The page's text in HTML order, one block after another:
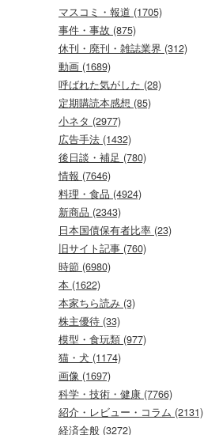
マスコミ・報道 (1705)
事件・事故 (875)
休刊・廃刊・雑誌業界 (312)
動画 (1689)
呼ばれた気がした (28)
定期購読本感想 (85)
小ネタ (2977)
広告手法 (1432)
後日談・補足 (780)
情報 (7646)
料理・食品 (4924)
新商品 (2343)
日本国債保有者比率 (23)
旧サイト記事 (760)
時節 (6980)
本 (1622)
本家ちら読み (3)
株主優待 (33)
模型・食玩類 (977)
猫・犬 (1174)
画像 (1697)
科学・技術・健康 (7766)
紹介・レビュー・コラム (2131)
経済全般 (3272)